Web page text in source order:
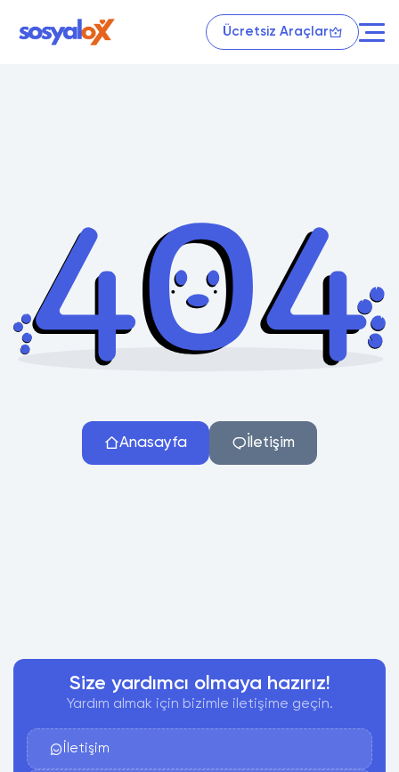
Ücretsiz Araçlar
Anasayfa İletişim
Size yardımcı olmaya hazırız!
Yardım almak için bizimle iletişime geçin.
İletişim